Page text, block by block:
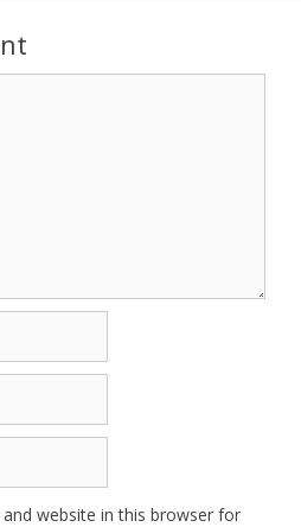
website in this browser for